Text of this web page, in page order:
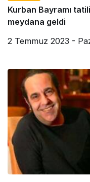
Kurban Bayramı
meydana geldi
2 Temmuz 2023 -